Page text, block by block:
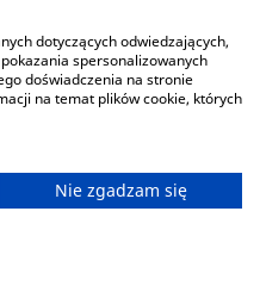
dotyczących odwiedzających,
spersonalizowanych
doświadczenia na stronie
na temat plików cookie, których
Nie zgadzam się